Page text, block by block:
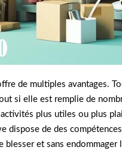
de multiples avantages.
si elle est remplie de
plus utiles ou plus
dispose de des
et sans